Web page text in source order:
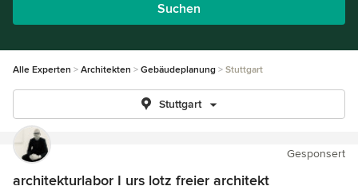
Suchen
Alle Experten Architekten Gebäudeplanung Stuttgart
Stuttgart
Gesponsert
architekturlabor I urs lotz freier architekt